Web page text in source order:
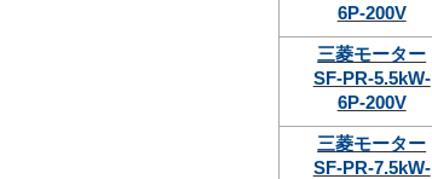
6P-200V
三菱モーター
SF-PR-5.5kW-
6P-200V
三菱モーター
SF-PR-7.5kW-